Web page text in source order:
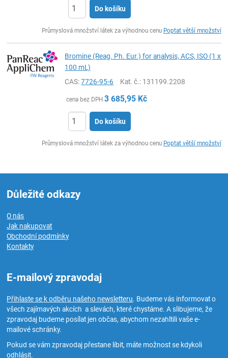
Do košíku
Průmyslová množství látek za výhodnou cenu Poptat větší množství
Bromine (Reag. Ph. Eur.) for analysis, ACS, ISO (1 x
100 mL)
CAS:7726-95-6 Kat. č.: 131199.2208
cena bez DPH 3 685,95 Kč
Do košíku
Průmyslová množství látek za výhodnou cenu Poptat větší množství
Důležité odkazy
O nás
Jak nakupovat
Obchodní podmínky
Kontakty
E-mailový zpravodaj
Přihlaste se k odběru našeho newsletteru. Budeme vás informovat o
všech zajímavých akcích a slevách, které chystáme. A slibujeme, že
zpravodaj budeme posílat jen občas, abychom nezahltili vaše e-
mailové schránky.
Pokud se vám zpravodaj přestane líbit, máte možnost se kdykoli
odhlásit.